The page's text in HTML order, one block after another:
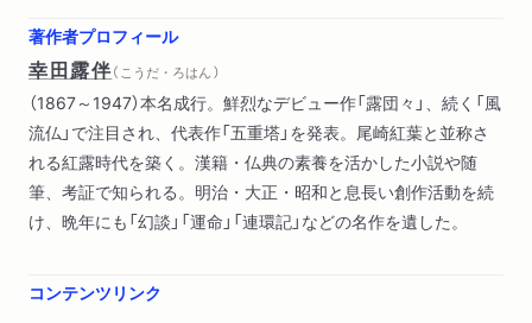
著作者プロフィール
幸田露伴（ こうだ・ろはん ）
（1867～1947）本名成行。鮮烈なデビュー作「露団々」、続く「風
流仏」で注目され、代表作「五重塔」を発表。尾崎紅葉と並称さ
れる紅露時代を築く。漢籍・仏典の素養を活かした小説や随
筆、考証で知られる。明治・大正・昭和と息長い創作活動を続
け、晩年にも「幻談」「運命」「連環記」などの名作を遺した。
コンテンツリンク